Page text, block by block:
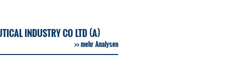
INDUSTRY CO LTD (A)
mehr Analysen